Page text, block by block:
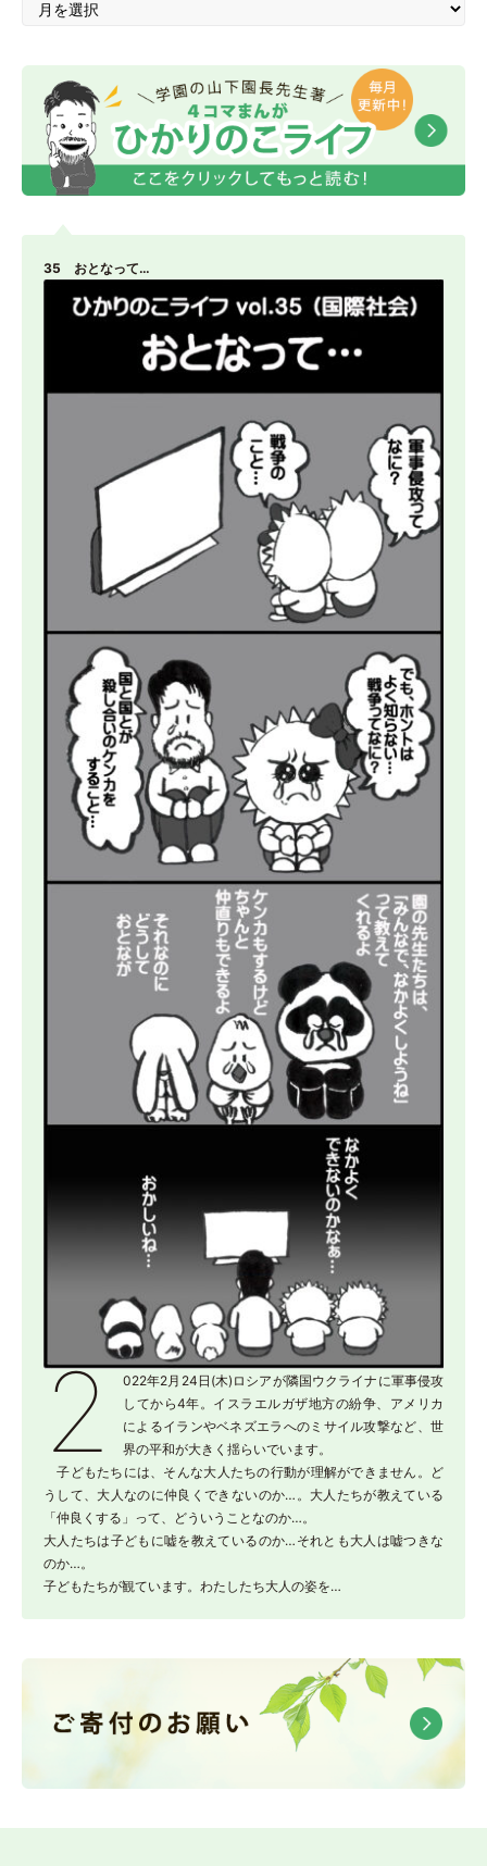
35 おとなって…
2
022年2月24日(木)ロシアが隣国ウクライナに軍事侵攻
してから4年。イスラエルガザ地方の紛争、アメリカ
によるイランやベネズエラへのミサイル攻撃など、世
界の平和が大きく揺らいでいます。
子どもたちには、そんな大人たちの行動が理解ができません。ど
うして、大人なのに仲良くできないのか…。大人たちが教えている
「仲良くする」って、どういうことなのか…。
大人たちは子どもに嘘を教えているのか…それとも大人は嘘つきな
のか…。
子どもたちが観ています。わたしたち大人の姿を…